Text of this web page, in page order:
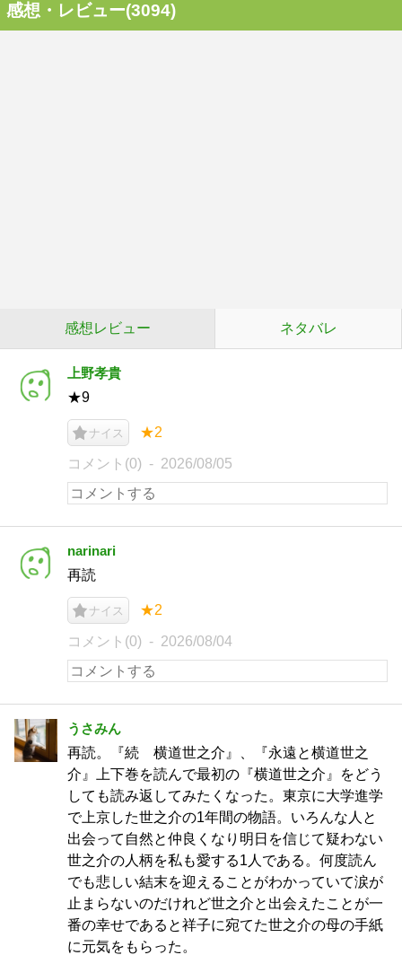
感想・レビュー(3094)
感想レビュー ネタバレ
上野孝貴
★9
ナイス ★2
コメント(0) 2026/08/05
narinari
再読
ナイス ★2
コメント(0) 2026/08/04
うさみん
再読。『続 横道世之介』、『永遠と横道世之
介』上下巻を読んで最初の『横道世之介』をどう
しても読み返してみたくなった。東京に大学進学
で上京した世之介の1年間の物語。いろんな人と
出会って自然と仲良くなり明日を信じて疑わない
世之介の人柄を私も愛する1人である。何度読ん
でも悲しい結末を迎えることがわかっていて涙が
止まらないのだけれど世之介と出会えたことが一
番の幸せであると祥子に宛てた世之介の母の手紙
に元気をもらった。